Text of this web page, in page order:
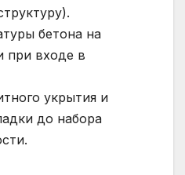
бетона на
при входе в
укрытия и
до набора